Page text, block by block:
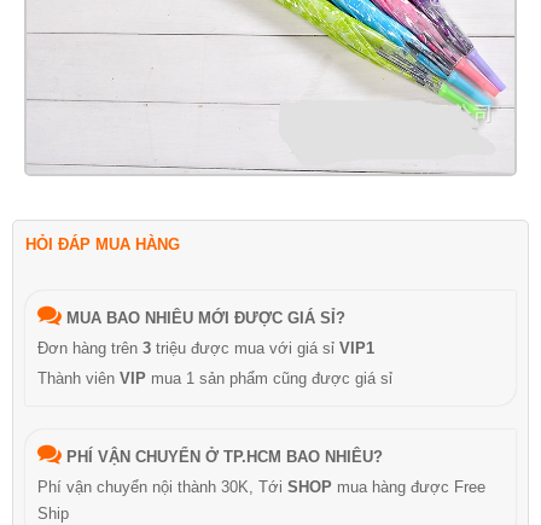
HỎI ĐÁP MUA HÀNG
MUA BAO NHIÊU MỚI ĐƯỢC GIÁ SỈ?
Đơn hàng trên 3 triệu được mua với giá sỉ VIP1
Thành viên VIP mua 1 sản phẩm cũng được giá sỉ
PHÍ VẬN CHUYỂN Ở TP.HCM BAO NHIÊU?
Phí vận chuyển nội thành 30K, Tới SHOP mua hàng được Free
Ship